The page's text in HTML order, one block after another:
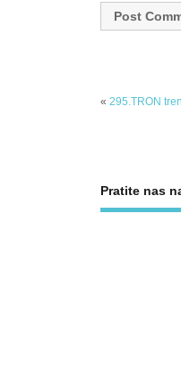
« 295.TRON
Pratite nas